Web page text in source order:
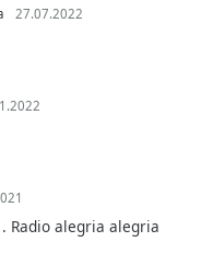
27.07.2022
Radio alegria alegria